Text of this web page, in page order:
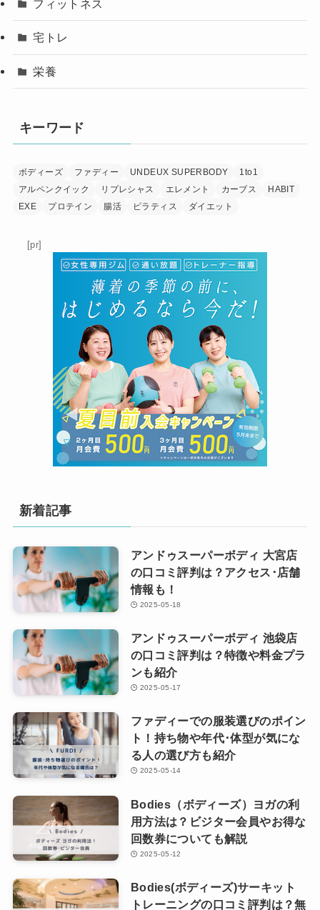
フィットネス
宅トレ
栄養
キーワード
ボディーズ ファディー UNDEUX SUPERBODY
1to1
アルペンクイック
リプレシャス エレメント カーブス
HABIT
EXE
プロテイン 腸活 ピラティス ダイエット
[pr]
新着記事
アンドゥスーパーボディ 大宮店
の口コミ評判は？アクセス･店舗
情報も！
2025-05-18
アンドゥスーパーボディ 池袋店
の口コミ評判は？特徴や料金プラ
ンも紹介
2025-05-17
ファディーでの服装選びのポイン
ト！持ち物や年代･体型が気にな
る人の選び方も紹介
2025-05-14
Bodies（ボディーズ）ヨガの利
用方法は？ビジター会員やお得な
回数券についても解説
2025-05-12
Bodies(ボディーズ)サーキット
トレーニングの口コミ評判は？無